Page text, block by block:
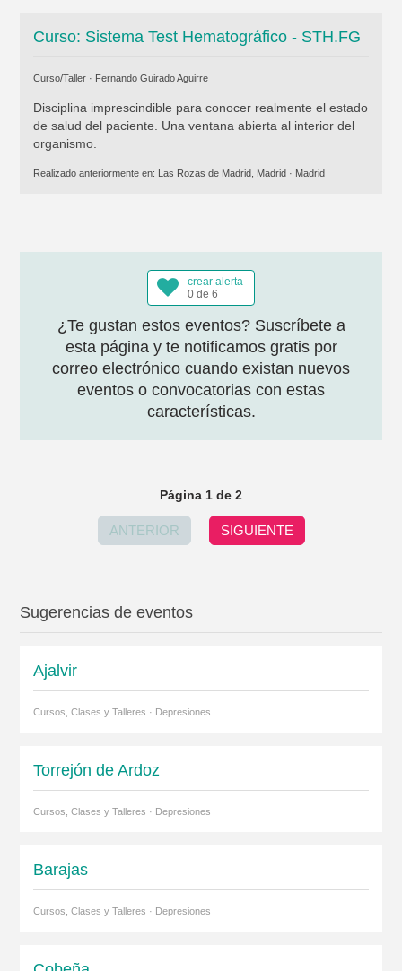
Curso: Sistema Test Hematográfico - STH.FG
Curso/Taller · Fernando Guirado Aguirre
Disciplina imprescindible para conocer realmente el estado
de salud del paciente. Una ventana abierta al interior del
organismo.
Realizado anteriormente en: Las Rozas de Madrid, Madrid· Madrid
crear alerta
0 de 6
¿Te gustan estos eventos? Suscríbete a
esta página y te notificamos gratis por
correo electrónico cuando existan nuevos
eventos o convocatorias con estas
características.
Página 1 de 2
ANTERIOR SIGUIENTE
Sugerencias de eventos
Ajalvir
Cursos, Clases y Talleres · Depresiones
Torrejón de Ardoz
Cursos, Clases y Talleres · Depresiones
Barajas
Cursos, Clases y Talleres · Depresiones